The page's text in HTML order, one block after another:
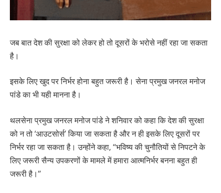
जब बात देश की सुरक्षा को लेकर हो तो दूसरों के भरोसे नहीं रहा जा सकता
है।
इसके लिए खुद पर निर्भर होना बहुत जरूरी है। सेना प्रमुख जनरल मनोज
पांडे का भी यही मानना है।
थलसेना प्रमुख जनरल मनोज पांडे ने शनिवार को कहा कि देश की सुरक्षा
को न तो ‘आउटसोर्स’ किया जा सकता है और न ही इसके लिए दूसरों पर
निर्भर रहा जा सकता है। उन्होंने कहा, ‘‘भविष्य की चुनौतियों से निपटने के
लिए जरूरी सैन्य उपकरणों के मामले में हमारा आत्मनिर्भर बनना बहुत ही
जरूरी है।’’